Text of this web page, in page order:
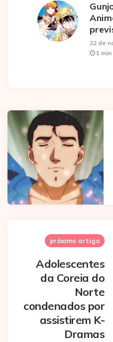
22 de
1 min
Post
navigation
próximo artigo
Adolescentes
da Coreia do
Norte
condenados por
assistirem K-
Dramas